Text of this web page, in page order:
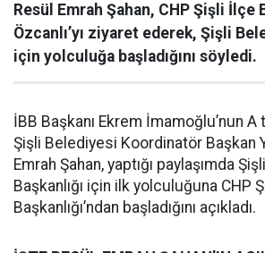
Resül Emrah Şahan, CHP Şişli İlçe
Özcanlı’yı ziyaret ederek, Şişli
için yolculuğa başladığını söyledi.
İBB Başkanı Ekrem İmamoğlu’nun A
Şişli Belediyesi Koordinatör Başkan
Emrah Şahan, yaptığı paylaşımda
Başkanlığı için ilk yolculuğuna CHP
Başkanlığı’ndan başladığını açıkladı.